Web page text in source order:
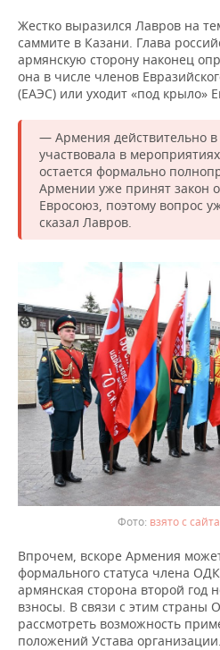
Жестко выразился Лавров на
саммите в Казани. Глава
армянскую сторону наконец
она в числе членов
(ЕАЭС) или уходит «под крыло»
— Армения действительно
участвовала в
остается формально
Армении уже принят закон
Евросоюз, поэтому вопрос
сказал Лавров.
взято с
Впрочем, вскоре Армения
формального статуса члена
армянская сторона второй год
взносы. В связи с этим страны
рассмотреть возможность
положений Устава организации.